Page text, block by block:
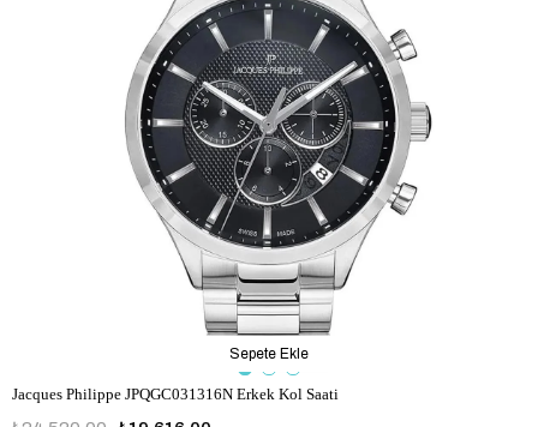
Jacques Philippe JPQGC031316N Erkek Kol Saati
Sepete Ekle